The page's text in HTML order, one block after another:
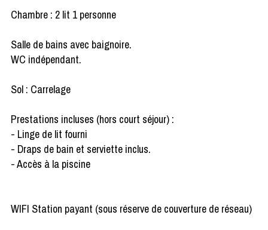
Chambre : 2 lit 1 personne
Salle de bains avec baignoire.
WC indépendant.
Sol : Carrelage
Prestations incluses (hors court séjour) :
- Linge de lit fourni
- Draps de bain et serviette inclus.
- Accès à la piscine
WIFI Station payant (sous réserve de couverture de réseau)